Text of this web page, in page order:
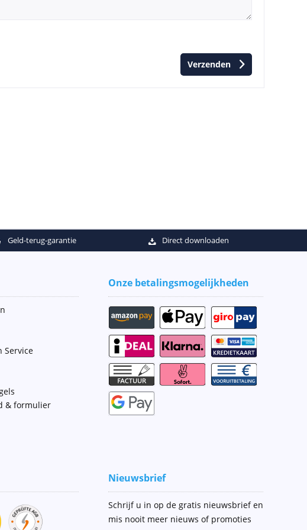
Verzenden
Geld-terug-garantie Direct downloaden
Service
& formulier
Onze betalingsmogelijkheden
Nieuwsbrief
Schrijf u in op de gratis nieuwsbrief en
mis nooit meer nieuws of promoties